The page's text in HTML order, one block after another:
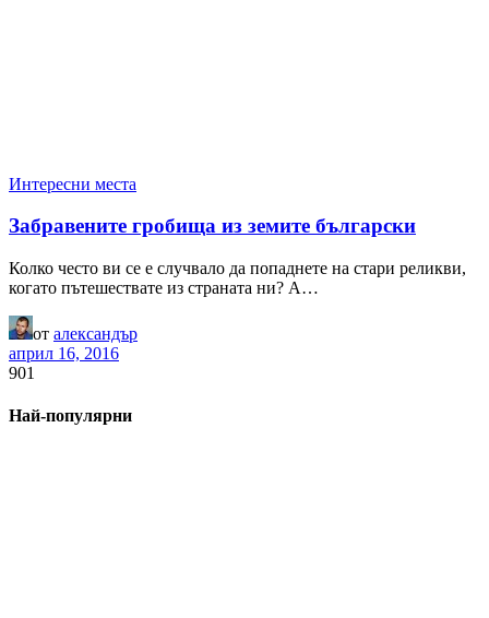
Интересни места
Забравените гробища из земите български
Колко често ви се е случвало да попаднете на стари реликви,
когато пътешествате из страната ни? А…
от александър
април 16, 2016
901
Най-популярни